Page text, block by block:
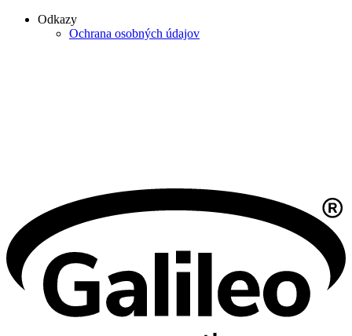
Odkazy
Ochrana osobných údajov